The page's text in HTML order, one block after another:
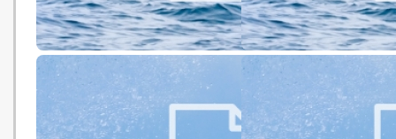
公完2046 中學生組 冠軍 及 最佳
劇情獎 綠色微電影節2017：綠色
微電影比賽
再見小星星 小學生組 優
微電影節2017：綠色微